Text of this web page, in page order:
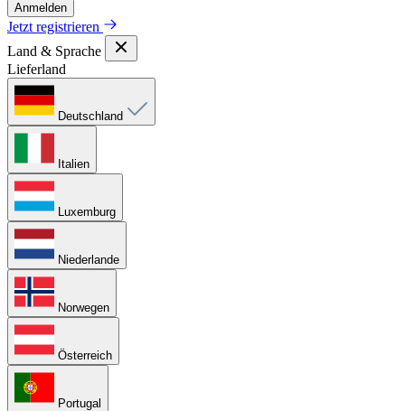
Anmelden
Jetzt registrieren
Land & Sprache
Lieferland
Deutschland
Italien
Luxemburg
Niederlande
Norwegen
Österreich
Portugal